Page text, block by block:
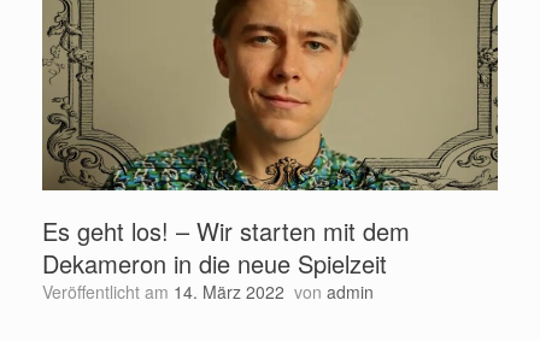
Es geht los! – Wir starten mit dem
Dekameron in die neue Spielzeit
Veröffentlicht am 14. März 2022 von admin